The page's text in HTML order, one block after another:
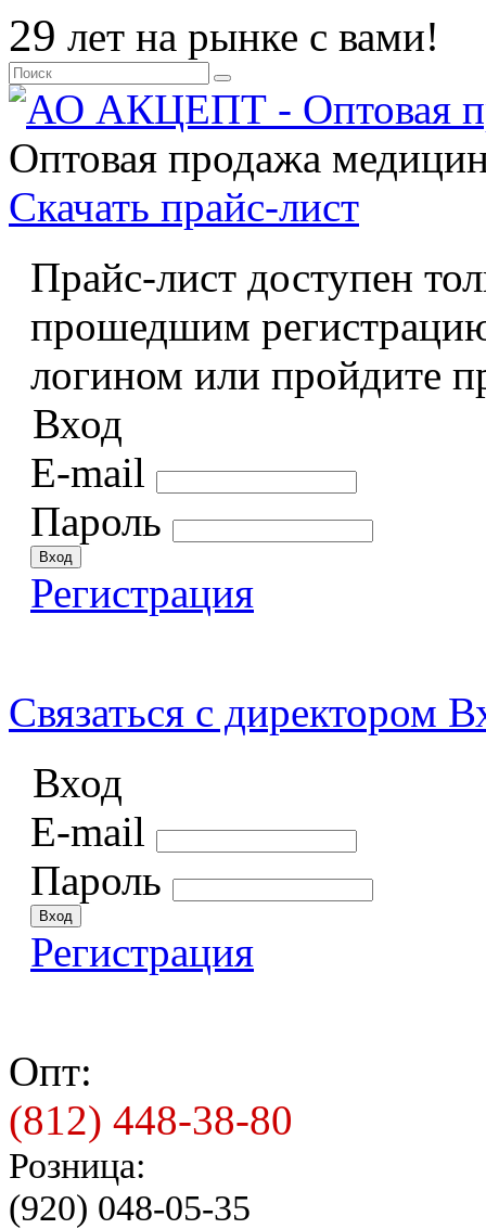
29 лет на рынке с вами!
Оптовая продажа
Скачать прайс-лист
Прайс-лист доступен
прошедшим
логином или пройдите
Вход
E-mail
Пароль
Регистрация
Связаться с директором
Вход
E-mail
Пароль
Регистрация
Опт:
(812) 448-38-80
Розница:
(920) 048-05-35